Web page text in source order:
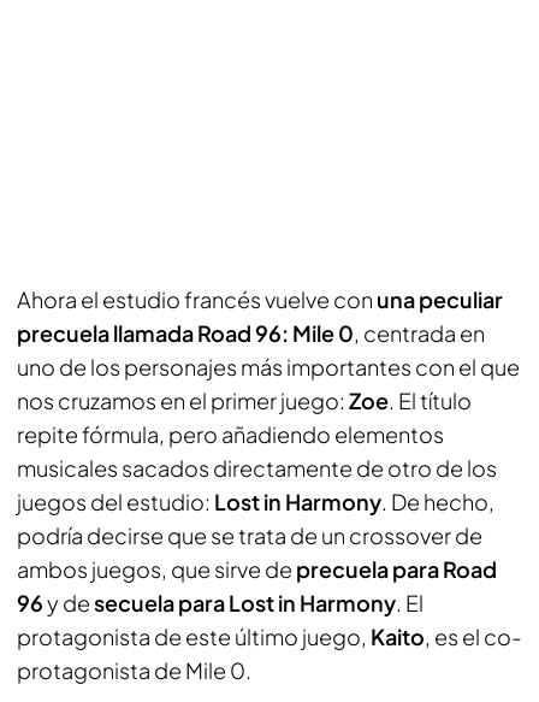
Ahora el estudio francés vuelve con una peculiar
precuela llamada Road 96: Mile 0, centrada en
uno de los personajes más importantes con el que
nos cruzamos en el primer juego: Zoe. El título
repite fórmula, pero añadiendo elementos
musicales sacados directamente de otro de los
juegos del estudio: Lost in Harmony. De hecho,
podría decirse que se trata de un crossover de
ambos juegos, que sirve de precuela para Road
96y desecuela para Lost in Harmony. El
protagonista de este último juego, Kaito, es el co-
protagonista de Mile 0.